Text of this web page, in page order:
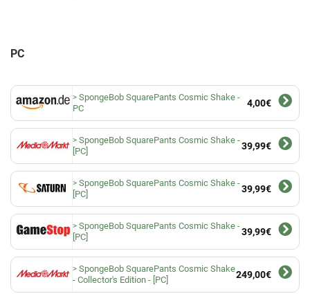
PC
SpongeBob SquarePants Cosmic Shake -
PC
4,00€
SpongeBob SquarePants Cosmic Shake -
[PC]
39,99€
SpongeBob SquarePants Cosmic Shake -
[PC]
39,99€
SpongeBob SquarePants Cosmic Shake -
[PC]
39,99€
SpongeBob SquarePants Cosmic Shake
- Collector's Edition - [PC]
249,00€